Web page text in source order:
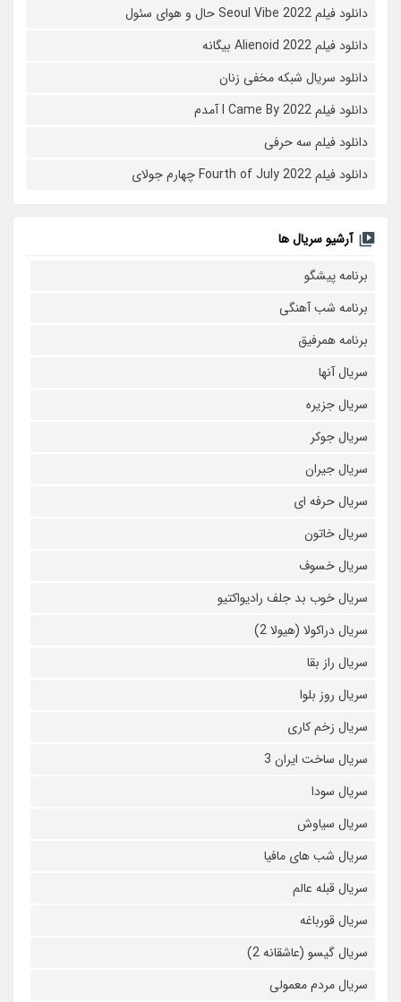
دانلود فیلم Seoul Vibe 2022 حال و هوای سئول
دانلود فیلم Alienoid 2022 بیگانه
دانلود سریال شبکه مخفی زنان
دانلود فیلم I Came By 2022 آمدم
دانلود فیلم سه حرفی
دانلود فیلم Fourth of July 2022 چهارم جولای
آرشیو سریال ها
برنامه پیشگو
برنامه شب آهنگی
برنامه همرفیق
سریال آنها
سریال جزیره
سریال جوکر
سریال جیران
سریال حرفه ای
سریال خاتون
سریال خسوف
سریال خوب بد جلف رادیواکتیو
سریال دراکولا (هیولا 2)
سریال راز بقا
سریال روز بلوا
سریال زخم کاری
سریال ساخت ایران 3
سریال سودا
سریال سیاوش
سریال شب های مافیا
سریال قبله عالم
سریال قورباغه
سریال گیسو (عاشقانه 2)
سریال مردم معمولی